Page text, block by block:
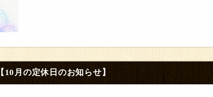
【10月の定休日のお知らせ】